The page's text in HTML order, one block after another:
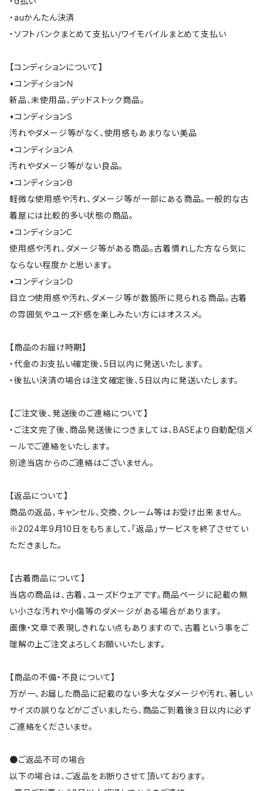
・auかんたん決済
・ソフトバンクまとめて支払い/ワイモバイルまとめて支払い
【コンディションについて】
•コンディションＮ
新品、未使用品、デッドストック商品。
•コンディションＳ
汚れやダメージ等がなく、使用感もあまりない美品
•コンディションＡ
汚れやダメージ等がない良品。
•コンディションＢ
軽微な使用感や汚れ、ダメージ等が一部にある商品。一般的な古
着屋には比較的多い状態の商品。
•コンディションＣ
使用感や汚れ、ダメージ等がある商品。古着慣れした方なら気に
ならない程度かと思います。
•コンディションＤ
目立つ使用感や汚れ、ダメージ等が数箇所に見られる商品。古着
の雰囲気やユーズド感を楽しみたい方にはオススメ。
【商品のお届け時期】
・代金のお支払い確定後、5日以内に発送いたします。
・後払い決済の場合は注文確定後、5日以内に発送いたします。
【ご注文後、発送後のご連絡について】
・ご注文完了後、商品発送後につきましては、BASEより自動配信メ
ールでご連絡をいたします。
別途当店からのご連絡はございません。
【返品について】
商品の返品、キャンセル、交換、クレーム等はお受け出来ません。
※2024年9月10日をもちまして、「返品」サービスを終了させてい
ただきました。
【古着商品について】
当店の商品は、古着、ユーズドウェアです。商品ページに記載の無
い小さな汚れや小傷等のダメージがある場合があります。
画像・文章で表現しきれない点もありますので、古着という事をご
理解の上ご注文よろしくお願いいたします。
【商品の不備・不良について】
万が一、お届した商品に記載のない多大なダメージや汚れ、著しい
サイズの誤りなどがございましたら、商品ご到着後３日以内に必ず
ご連絡をくださいませ。
●ご返品不可の場合
以下の場合は、ご返品をお断りさせて頂いております。